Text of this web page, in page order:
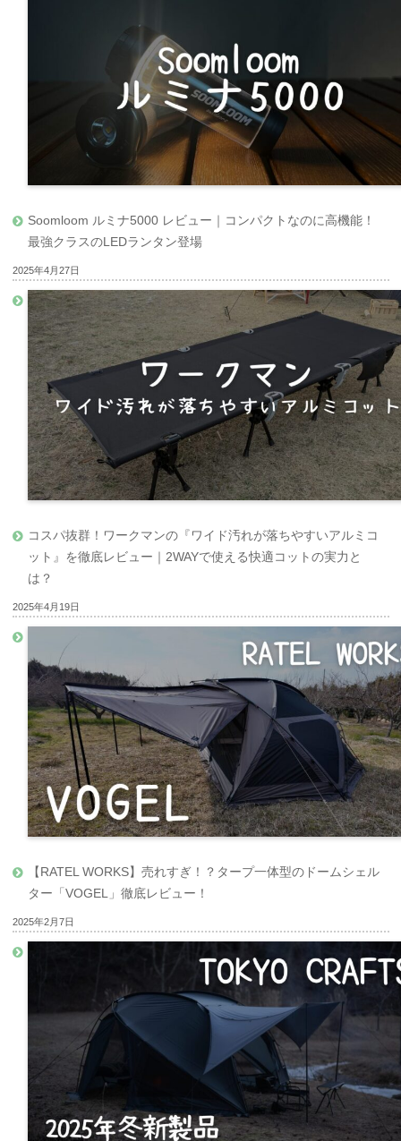
Soomloom ルミナ5000 レビュー｜コンパクトなのに高機能！
最強クラスのLEDランタン登場
2025年4月27日
コスパ抜群！ワークマンの『ワイド汚れが落ちやすいアルミコ
ット』を徹底レビュー｜2WAYで使える快適コットの実力と
は？
2025年4月19日
【RATEL WORKS】売れすぎ！？タープ一体型のドームシェル
ター「VOGEL」徹底レビュー！
2025年2月7日